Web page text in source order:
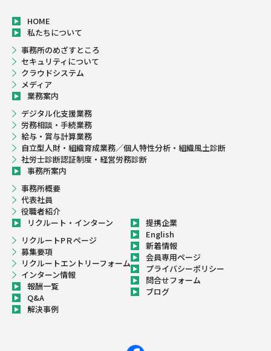
HOME
私たちについて
事務所のめざすところ
セキュリティについて
クラウドシステム
メディア
業務案内
デジタル化支援業務
労務相談・手続業務
給与・賞与計算業務
自立型人財・組織育成業務／個人特性分析・組織風土診断
社労士診断認証制度・経営労務診断
事務所案内
事務所概要
代表社員
役職者紹介
リクルート・インターン
リクルートPＲページ
募集要項
リクルートエントリーフォーム
インターン情報
報酬一覧
Q&A
解決事例
提携企業
English
新着情報
会員専用ページ
プライバシーポリシー
問合せフォーム
ブログ